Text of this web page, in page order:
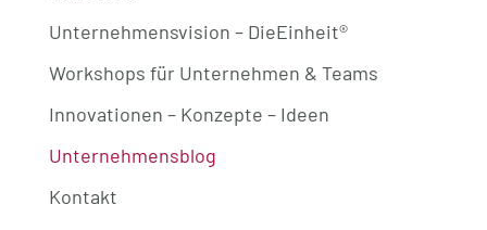
Unternehmensvision – DieEinheit®
Workshops für Unternehmen & Teams
Innovationen – Konzepte – Ideen
Unternehmensblog
Kontakt